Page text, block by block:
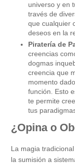
universo y en
través de
que cualquier
deseos en la
Piratería de
creencias
dogmas
creencia que
momento
función. Esto
te permite
tus
¿Opina o
La magia
la sumisión a